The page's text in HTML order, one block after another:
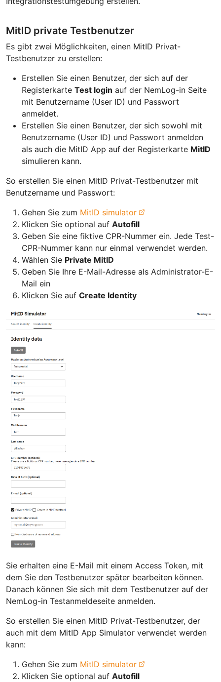
MitID private Testbenutzer
Es gibt zwei Möglichkeiten, einen MitID Privat-
Testbenutzer zu erstellen:
Erstellen Sie einen Benutzer, der sich auf der
Registerkarte Test login auf der NemLog-in Seite
mit Benutzername (User ID) und Passwort
anmeldet.
Erstellen Sie einen Benutzer, der sich sowohl mit
Benutzername (User ID) und Passwort anmelden
als auch die MitID App auf der Registerkarte MitID
simulieren kann.
So erstellen Sie einen MitID Privat-Testbenutzer mit
Benutzername und Passwort:
Gehen Sie zum MitID simulator
Klicken Sie optional auf Autofill
Geben Sie eine fiktive CPR-Nummer ein. Jede Test-
CPR-Nummer kann nur einmal verwendet werden.
Wählen Sie Private MitID
Geben Sie Ihre E-Mail-Adresse als Administrator-E-
Mail ein
Klicken Sie auf Create Identity
Sie erhalten eine E-Mail mit einem Access Token, mit
dem Sie den Testbenutzer später bearbeiten können.
Danach können Sie sich mit dem Testbenutzer auf der
NemLog-in Testanmeldeseite anmelden.
So erstellen Sie einen MitID Privat-Testbenutzer, der
auch mit dem MitID App Simulator verwendet werden
kann:
Gehen Sie zum MitID simulator
Klicken Sie optional auf Autofill